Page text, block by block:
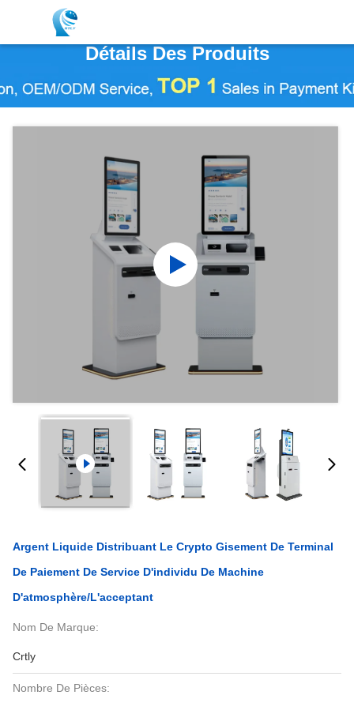
Détails Des Produits
Argent Liquide Distribuant Le Crypto Gisement De Terminal
De Paiement De Service D'individu De Machine
D'atmosphère/l'acceptant
Nom De Marque:
Crtly
Nombre De Pièces: